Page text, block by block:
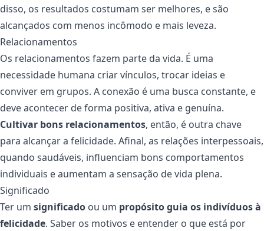
disso, os resultados costumam ser melhores, e são
alcançados com menos incômodo e mais leveza.
Relacionamentos
Os relacionamentos fazem parte da vida. É uma
necessidade humana criar vínculos, trocar ideias e
conviver em grupos. A conexão é uma busca constante, e
deve acontecer de forma positiva, ativa e genuína.
Cultivar bons relacionamentos, então, é outra chave
para alcançar a felicidade. Afinal, as relações interpessoais,
quando saudáveis, influenciam bons comportamentos
individuais e aumentam a sensação de vida plena.
Significado
Ter um significado ou um propósito guia os indivíduos à
felicidade. Saber os motivos e entender o que está por